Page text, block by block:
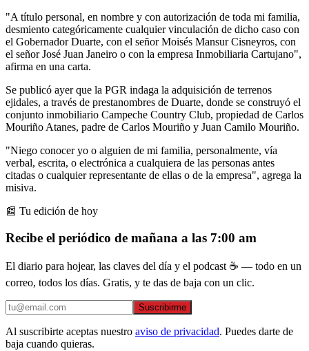
"A título personal, en nombre y con autorización de toda mi familia,
desmiento categóricamente cualquier vinculación de dicho caso con
el Gobernador Duarte, con el señor Moisés Mansur Cisneyros, con
el señor José Juan Janeiro o con la empresa Inmobiliaria Cartujano",
afirma en una carta.
Se publicó ayer que la PGR indaga la adquisición de terrenos
ejidales, a través de prestanombres de Duarte, donde se construyó el
conjunto inmobiliario Campeche Country Club, propiedad de Carlos
Mouriño Atanes, padre de Carlos Mouriño y Juan Camilo Mouriño.
"Niego conocer yo o alguien de mi familia, personalmente, vía
verbal, escrita, o electrónica a cualquiera de las personas antes
citadas o cualquier representante de ellas o de la empresa", agrega la
misiva.
📰 Tu edición de hoy
Recibe el periódico de mañana a las 7:00 am
El diario para hojear, las claves del día y el podcast ☕ — todo en un
correo, todos los días. Gratis, y te das de baja con un clic.
Suscribirme
Al suscribirte aceptas nuestro aviso de privacidad. Puedes darte de
baja cuando quieras.